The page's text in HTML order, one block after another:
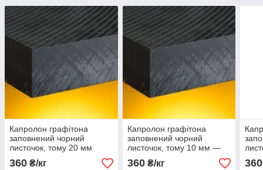
Капролон графітона
заповнений чорний
листочок, тому 20 мм
360 ₴/кг
Капролон графітона
заповнений чорний
листочок, тому 10 мм —
50 мм
360₴/кг 360